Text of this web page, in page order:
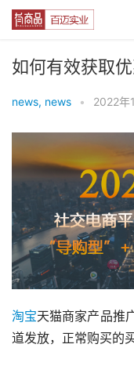
如何有效获取
news, news • 2022年
淘宝天猫商家产品推
道发放，正常购买的